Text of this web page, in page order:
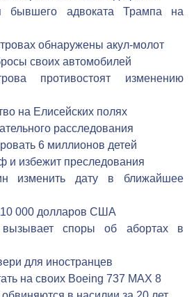
бывшего адвоката Трампа на
обнаружены акул-молот
своих автомобилей
противостоят изменению
на Елисейских полях
расследования
6 миллионов детей
и избежит преследования
изменить дату в ближайшее
000 долларов США
вызывает споры об абортах в
для иностранцев
на своих Boeing 737 MAX 8